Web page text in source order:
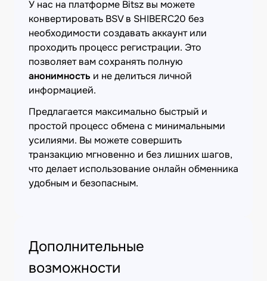
У нас на платформе Bitsz вы можете
конвертировать BSV в SHIBERC20 без
необходимости создавать аккаунт или
проходить процесс регистрации. Это
позволяет вам сохранять полную
анонимность и не делиться личной
информацией.
Предлагается максимально быстрый и
простой процесс обмена с минимальными
усилиями. Вы можете совершить
транзакцию мгновенно и без лишних шагов,
что делает использование онлайн обменника
удобным и безопасным.
Дополнительные
возможности